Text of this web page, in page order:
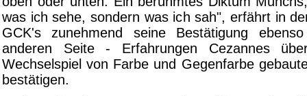
was ich sehe, sondern was ich sah", erfährt in
GCK's zunehmend seine Bestätigung
anderen Seite - Erfahrungen Cezannes
Wechselspiel von Farbe und Gegenfarbe
bestätigen.